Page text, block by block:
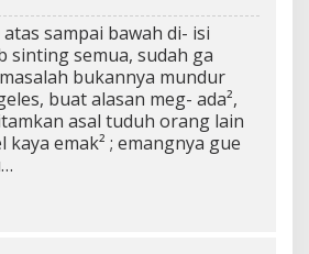
sampai bawah di- isi
sinting semua, sudah ga
bukannya mundur
buat alasan meg- ada²,
asal tuduh orang lain
kaya emak² ; emangnya gue